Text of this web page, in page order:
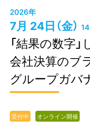
2026年
7月 24日（金）
「結果の数字
会社決算のブ
グループガバ
受付中 オンライン開催